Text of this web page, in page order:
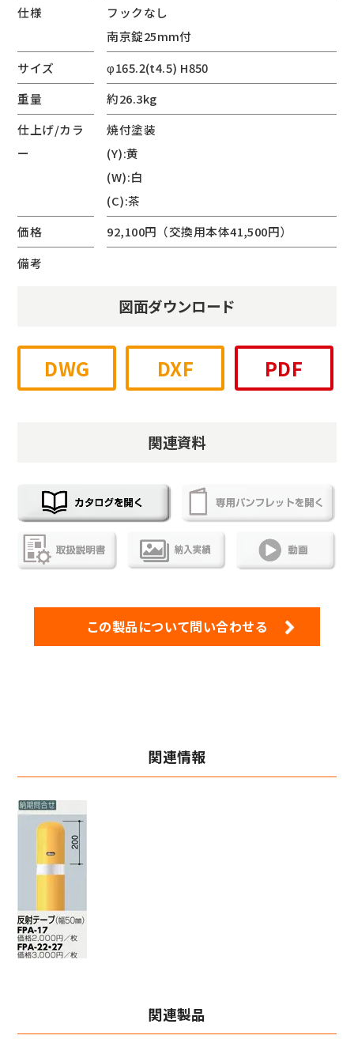
仕様
フックなし
南京錠25mm付
サイズ
φ165.2(t4.5) H850
重量
約26.3kg
仕上げ/カラ
ー
焼付塗装
(Y):黄
(W):白
(C):茶
価格
92,100円（交換用本体41,500円）
備考
図面ダウンロード
DWG DXF PDF
関連資料
この製品について問い合わせる
関連情報
関連製品